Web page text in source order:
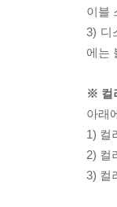
이블
3) 디
에는
※ 컬
아래
1) 컬
2) 컬
3) 컬